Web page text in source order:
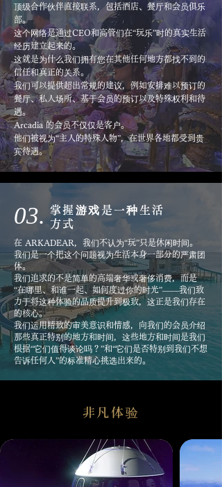
顶级合作伙伴直接联系，包括酒店、餐厅和会员俱乐
部。
这个网络是通过CEO和高管们在“玩乐”时的真实生活
经历建立起来的。
这就是为什么我们拥有您在其他任何地方都找不到的
信任和真正的关系。
我们可以提供超出常规的建议，例如安排难以预订的
餐厅、私人场所、基于会员的预订以及特殊权利和待
遇。
Arcadia 的会员不仅仅是客户。
他们被视为“主人的特殊人物”，在世界各地都受到贵
宾待遇。
03. 掌握游戏是 一种生活
方式
在 ARKADEAR，我们不认为“玩”只是休闲时间。
我们是一个把这个问题视为生活本身一部分的严肃团
体。
我们追求的不是简单的高端奢华或奢侈消费，而是
“在哪里、和谁一起、如何度过你的时光”——我们致
力于将这种体验的品质提升到极致，这正是我们存在
的核心。
我们运用精致的审美意识和情感，向我们的会员介绍
那些真正特别的地方和时间，这些地方和时间是我们
根据“它们值得谈论吗？”和“它们是否特别到我们不想
告诉任何人”的标准精心挑选出来的。
非凡体验